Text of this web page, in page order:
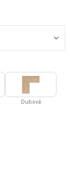
Dubová